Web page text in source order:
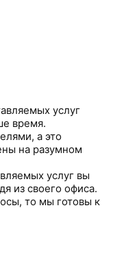
услуг
время.
а это
на разумном
услуг вы
из своего офиса.
то мы готовы к